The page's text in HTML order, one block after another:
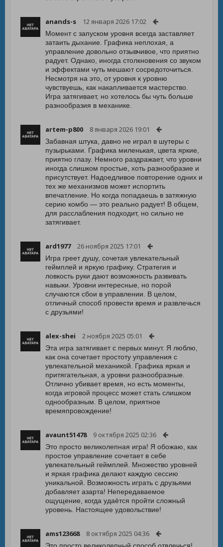
anands-s 12 января 2026 17:02
Момент с запуском уровня всегда заставляет
затаить дыхание. Графика неплохая, а
управление довольно отзывчивое, что приятно
радует. Однако, иногда столкновения со звуком
и эффектами чуть мешают сосредоточиться.
Несмотря на это, от уровня к уровню
чувствуешь, как накапливается мастерство.
Игра затягивает, но хотелось бы чуть больше
разнообразия в механике.
artem-p800 8 января 2026 19:01
Забавная штука, давно не играл в шутеры с
пузырьками. Графика миленькая, цвета яркие,
приятно глазу. Немного раздражает, что уровни
иногда слишком простые, хоть разнообразие и
присутствует. Надоедливое повторение одних и
тех же механизмов может испортить
впечатление. Но когда попадаешь в затяжную
серию комбо — это реально радует! В общем,
для расслабления подходит, но сильно не
затягивает.
ard1977 26 ноября 2025 17:01
Игра греет душу, сочетая увлекательный
геймплей и яркую графику. Стратегия и
ловкость руки дают возможность развивать
навыки. Уровни интересные, но порой
случаются сбои в управлении. В целом,
отличный способ провести время и развлечься
с друзьями!
alex-shei 2 ноября 2025 05:01
Эта игра затягивает с первых минут. Я люблю,
как она сочетает простоту управления с
увлекательной механикой. Графика яркая и
притягательная, а уровни разнообразные.
Отлично убивает время, но есть моменты,
когда игровой процесс может стать слишком
однообразным. В целом, приятное
времяпровождение!
avaunt51478 9 октября 2025 02:36
Это просто великолепная игра! Я обожаю, как
простое управление сочетает в себе
увлекательный геймплей. Множество уровней
и яркая графика делают каждую сессию
уникальной. Возможность играть с друзьями
добавляет азарта! Непередаваемое
ощущение, когда удаётся пройти сложный
уровень. Настоящее удовольствие!
ams123668 8 октября 2025 04:36